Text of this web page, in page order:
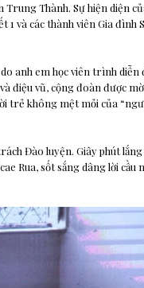
Trung Thành. Sự hiện diện
và các thành viên Gia đình
anh em học viên trình diễn
điệu vũ, cộng đoàn được
trẻ không mệt mỏi của
Đào luyện. Giây phút
Rua, sốt sắng dâng lời cầu